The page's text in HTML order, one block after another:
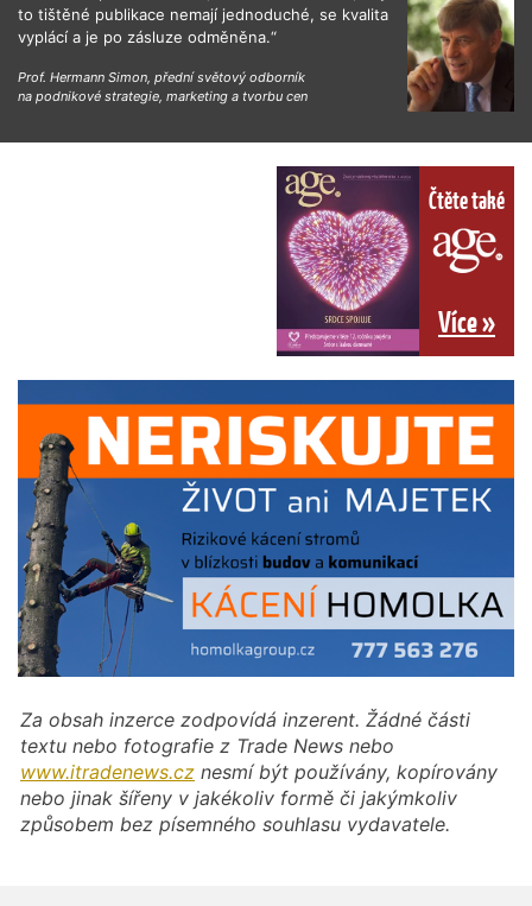
to tištěné publikace nemají jednoduché, se kvalita
vyplácí a je po zásluze odměněna.“
Prof. Hermann Simon, přední světový odborník
na podnikové strategie, marketing a tvorbu cen
Čtěte také
Více »
Za obsah inzerce zodpovídá inzerent. Žádné části
textu nebo fotografie z Trade News nebo
www.itradenews.cz nesmí být používány, kopírovány
nebo jinak šířeny v jakékoliv formě či jakýmkoliv
způsobem bez písemného souhlasu vydavatele.